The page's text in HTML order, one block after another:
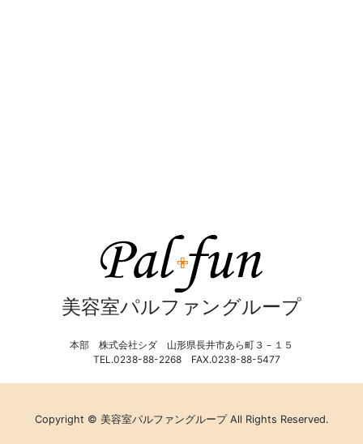
美容室パルファングループ
本部 株式会社シダ 山形県長井市あら町３－１５
TEL.0238-88-2268 FAX.0238-88-5477
Copyright © 美容室パルファングループ All Rights Reserved.